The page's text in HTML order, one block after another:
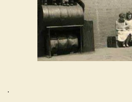
.